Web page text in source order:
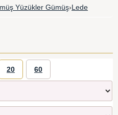
Yüzükler Gümüş›Lede
20 60